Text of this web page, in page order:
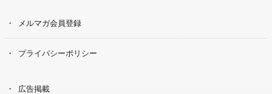
メルマガ会員登録
プライバシーポリシー
広告掲載